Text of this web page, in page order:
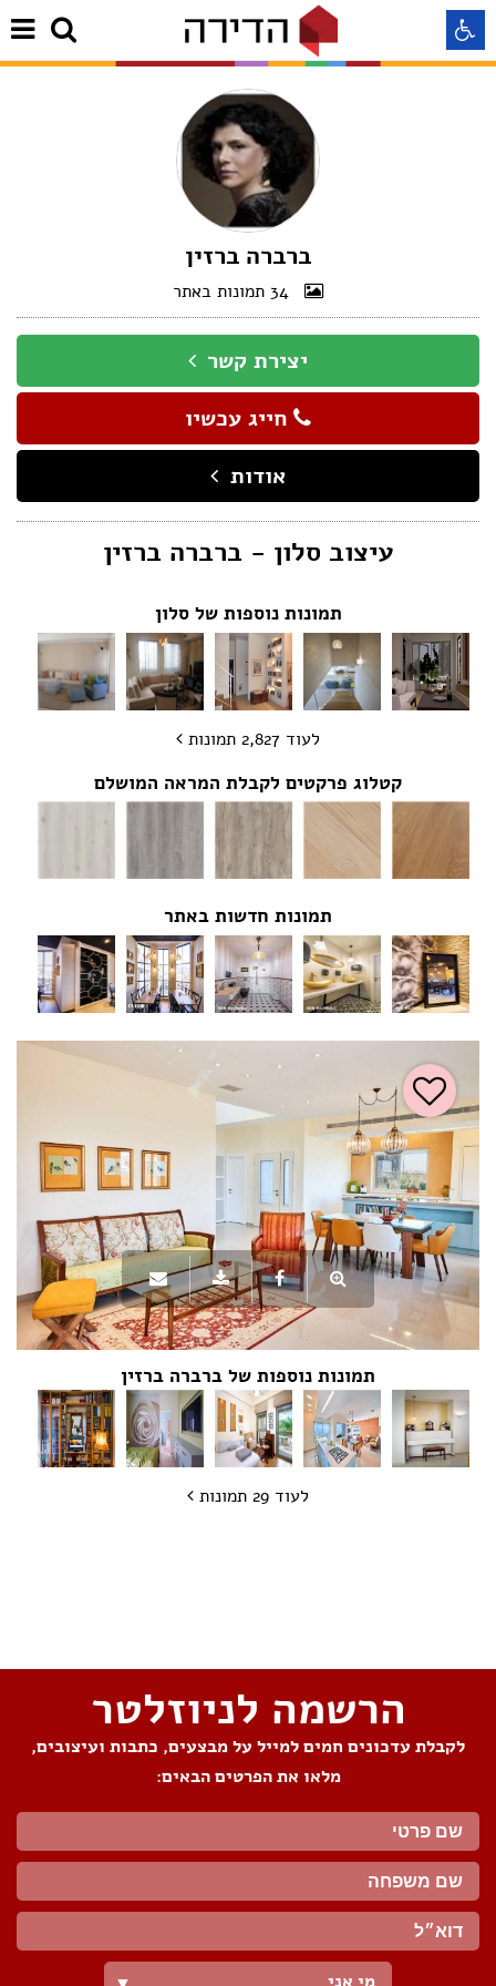
ברברה ברזין
34 תמונות באתר
יצירת קשר
חייג עכשיו
אודות
עיצוב סלון - ברברה ברזין
תמונות נוספות של סלון
לעוד 2,827 תמונות
קטלוג פרקטים לקבלת המראה המושלם
תמונות חדשות באתר
תמונות נוספות של ברברה ברזין
לעוד 29 תמונות
הרשמה לניוזלטר
לקבלת עדכונים חמים למייל על מבצעים, כתבות ועיצובים,
מלאו את הפרטים הבאים:
התאמה לקורא מסך
התאמה לעיוורי צבעים
התאמה לכבדי ראיה
תצוגה רגילה
הדגשת קישורים
Aא Aא Aא
הצהרת נגישות